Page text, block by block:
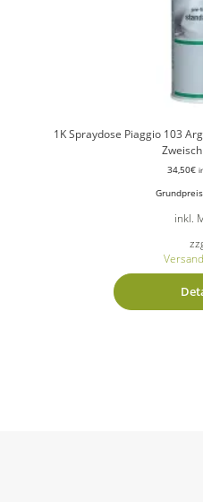
1K Spraydose Piaggio 103
34,50€
Grundpreis
inkl.